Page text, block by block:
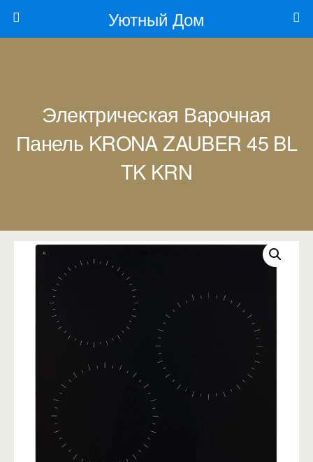
Уютный Дом
Электрическая Варочная
Панель KRONA ZAUBER 45 BL
TK KRN